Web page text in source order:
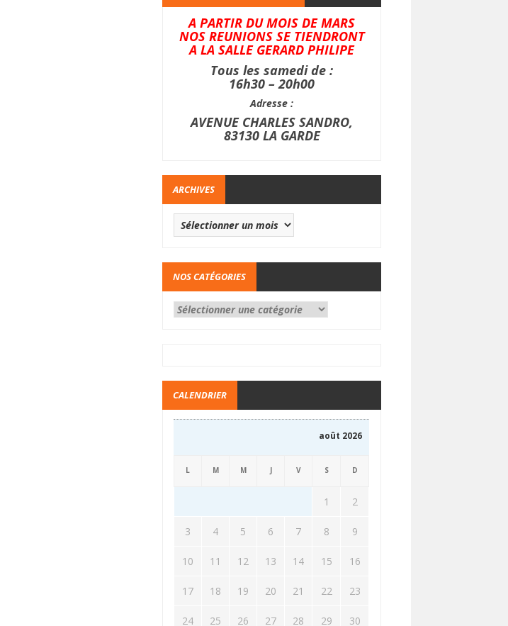
A PARTIR DU MOIS DE MARS
NOS REUNIONS SE TIENDRONT
A LA SALLE GERARD PHILIPE
Tous les samedi de :
16h30 – 20h00
Adresse :
AVENUE CHARLES SANDRO,
83130 LA GARDE
ARCHIVES
NOS CATÉGORIES
CALENDRIER
août 2026
L M M J V S D
1 2
3 4 5 6 7 8 9
10 11 12 13 14 15 16
17 18 19 20 21 22 23
24 25 26 27 28 29 30